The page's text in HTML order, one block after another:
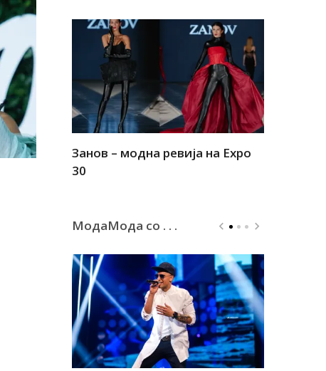
Занов – модна ревија на Expo
30
МодаМода со . . .